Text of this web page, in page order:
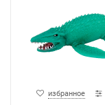
избранное